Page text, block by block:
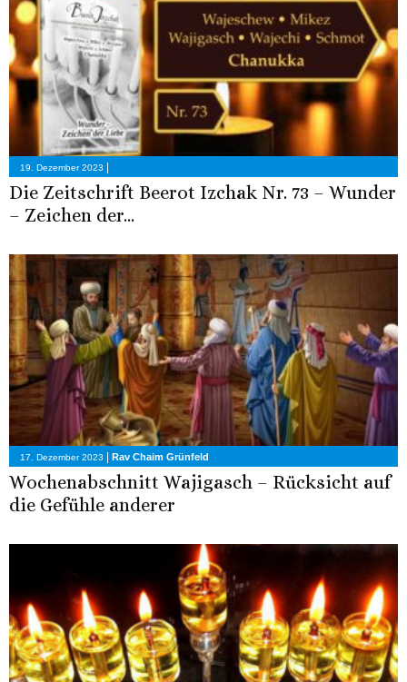
19. Dezember 2023 |
Die Zeitschrift Beerot Izchak Nr. 73 – Wunder
– Zeichen der...
17. Dezember 2023 Rav Chaim Grünfeld
Wochenabschnitt Wajigasch – Rücksicht auf
die Gefühle anderer